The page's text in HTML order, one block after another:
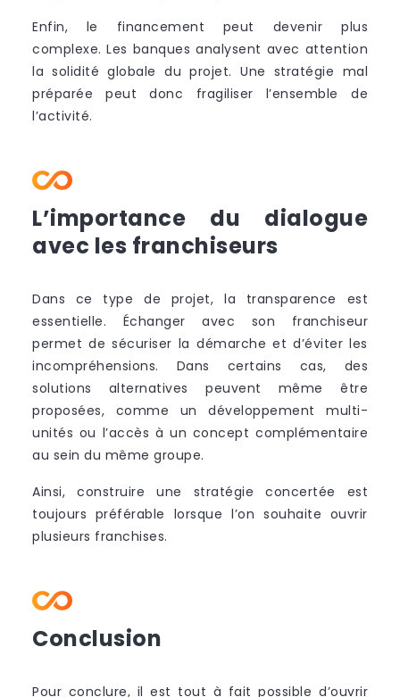
Enfin, le financement peut devenir plus
complexe. Les banques analysent avec attention
la solidité globale du projet. Une stratégie mal
préparée peut donc fragiliser l’ensemble de
l’activité.
L’importance du dialogue
avec les franchiseurs
Dans ce type de projet, la transparence est
essentielle. Échanger avec son franchiseur
permet de sécuriser la démarche et d’éviter les
incompréhensions. Dans certains cas, des
solutions alternatives peuvent même être
proposées, comme un développement multi-
unités ou l’accès à un concept complémentaire
au sein du même groupe.
Ainsi, construire une stratégie concertée est
toujours préférable lorsque l’on souhaite ouvrir
plusieurs franchises.
Conclusion
Pour conclure, il est tout à fait possible d’ouvrir